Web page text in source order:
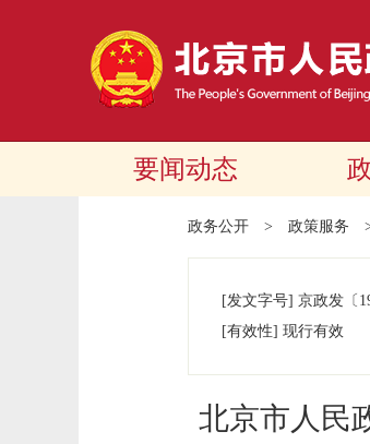
要闻动态
政务公开 > 政策服务
[发文字号] 京政发 〔
[有效性] 现行有效
北京市人民